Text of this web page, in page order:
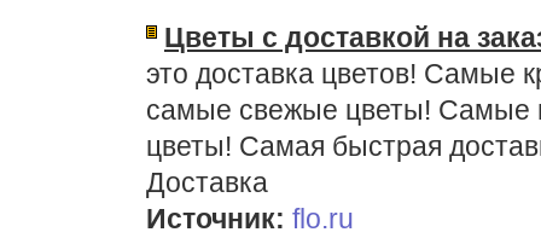
Цветы с доставкой на
это доставка цветов! Самые
самые свежые цветы! Самые
цветы! Самая быстрая
Доставка
Источник: flo.ru